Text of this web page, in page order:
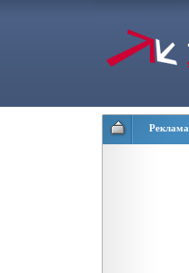
Реклама